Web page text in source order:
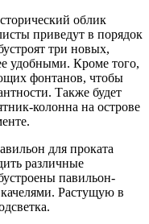
облик
приведут в порядок
три новых,
удобными. Кроме того,
фонтанов, чтобы
Также будет
колонна на острове
для проката
различные
павильон-
Растущую в